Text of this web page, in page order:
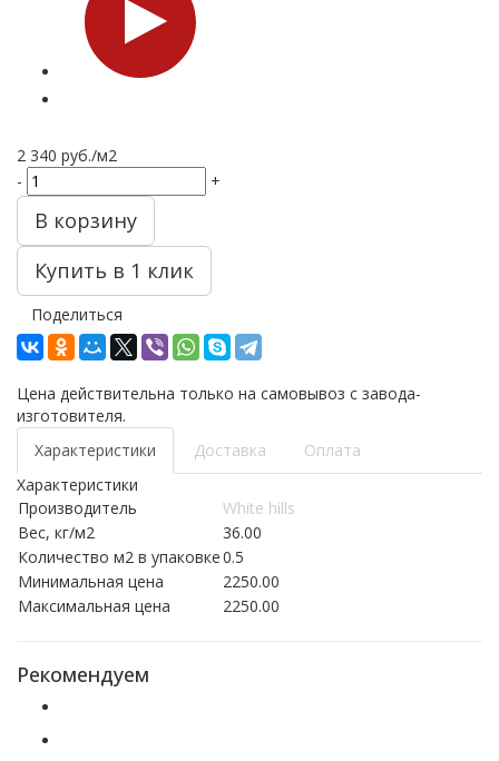
2 340 руб./м2
-
+
В корзину
Купить в 1 клик
Поделиться
Цена действительна только на самовывоз с завода-
изготовителя.
Характеристики
Доставка
Оплата
Характеристики
Производитель
White hills
Вес, кг/м2
36.00
Количество м2 в упаковке0.5
Минимальная цена
2250.00
Максимальная цена
2250.00
Рекомендуем